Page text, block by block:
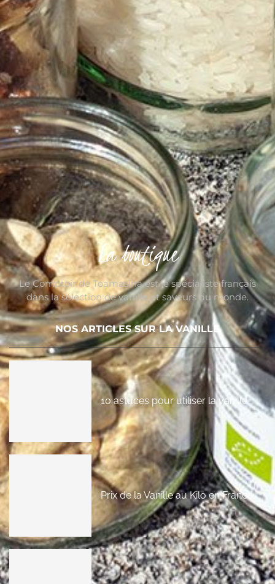
La boutique
Le Comptoir de Toamasina est le spécialiste français
dans la sélection de vanille et saveurs du monde.
NOS ARTICLES SUR LA VANILLE
10 astuces pour utiliser la vanille
Prix de la Vanille au Kilo en France